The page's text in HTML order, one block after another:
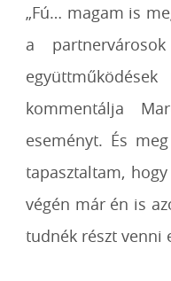
„Fú… magam is
a
kommentálja
eseményt. És
tapasztaltam,
végén már én is
tudnék részt venni